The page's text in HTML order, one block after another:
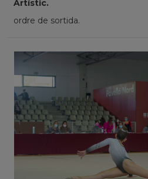
Artístic.
ordre de sortida.